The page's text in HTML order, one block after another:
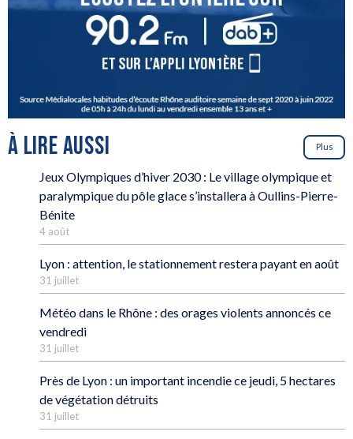
À LIRE AUSSI Plus
Jeux Olympiques d’hiver 2030 : Le village olympique et
paralympique du pôle glace s’installera à Oullins-Pierre-
Bénite
4 août
Lyon : attention, le stationnement restera payant en août
31 juillet
Météo dans le Rhône : des orages violents annoncés ce
vendredi
31 juillet
Près de Lyon : un important incendie ce jeudi, 5 hectares
de végétation détruits
31 juillet